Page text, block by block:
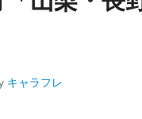
キャラフレ